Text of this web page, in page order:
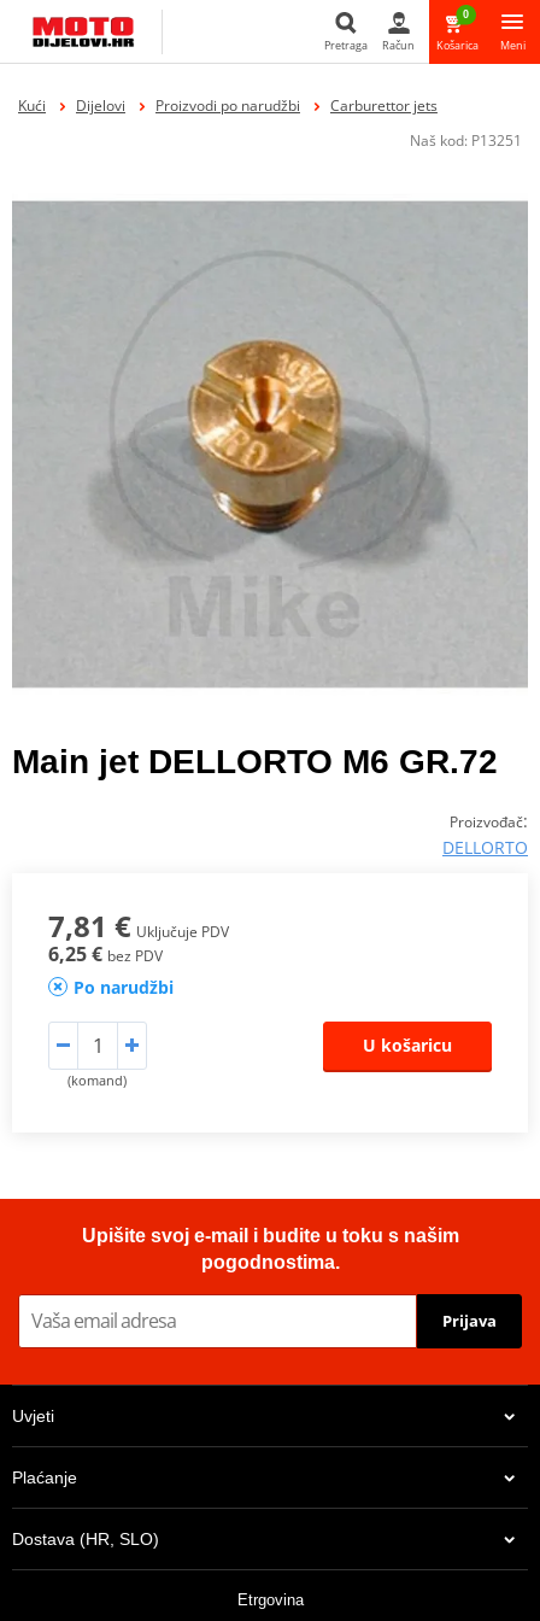
Pretraga
Pretraga Račun
0
Košarica Meni
Kući Dijelovi Proizvodi po narudžbi
Carburettor jets
Naš kod: P13251
Main jet DELLORTO M6 GR.72
Proizvođač:
DELLORTO
7,81 € Uključuje PDV
6,25 € bez PDV
Po narudžbi
(komand)
U košaricu
Upišite svoj e-mail i budite u toku s našim
pogodnostima.
Prijava
Uvjeti
Plaćanje
Dostava (HR, SLO)
Etrgovina